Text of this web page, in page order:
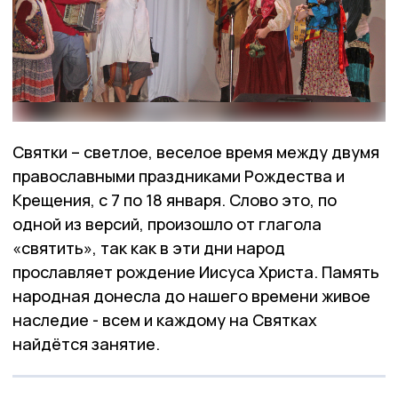
Святки – светлое, веселое время между двумя
православными праздниками Рождества и
Крещения, с 7 по 18 января. Слово это, по
одной из версий, произошло от глагола
«святить», так как в эти дни народ
прославляет рождение Иисуса Христа. Память
народная донесла до нашего времени живое
наследие - всем и каждому на Святках
найдётся занятие.